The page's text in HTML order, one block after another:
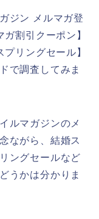
ジン メルマガ登
割引クーポン】
リングセール】
で調査してみま
ルマガジンのメ
ながら、結婚ス
ングセールなど
うかは分かりま